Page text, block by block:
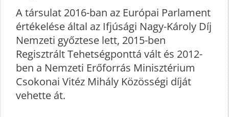
A társulat 2016-ban az Európai Parlament
értékelése által az Ifjúsági Nagy-Károly Díj
Nemzeti győztese lett, 2015-ben
Regisztrált Tehetségponttá vált és 2012-
ben a Nemzeti Erőforrás Minisztérium
Csokonai Vitéz Mihály Közösségi díját
vehette át.